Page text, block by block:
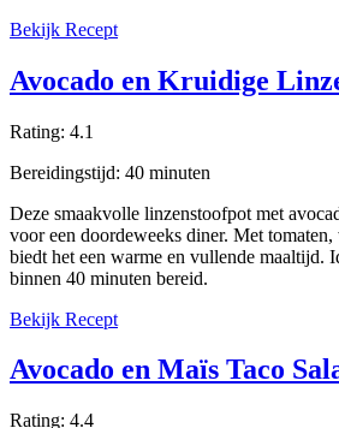
Bekijk Recept
Avocado en Kruidige
Rating: 4.1
Bereidingstijd: 40 minuten
Deze smaakvolle linzenstoofpot met
voor een doordeweeks diner. Met
biedt het een warme en vullende maaltijd.
binnen 40 minuten bereid.
Bekijk Recept
Avocado en Maïs Taco
Rating: 4.4